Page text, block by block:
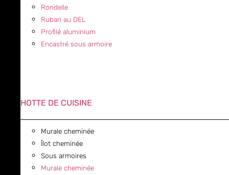
Rondelle
Ruban au DEL
Profilé aluminium
Encastré sous armoire
HOTTE DE CUISINE
Murale cheminée
Îlot cheminée
Sous armoires
Murale cheminée